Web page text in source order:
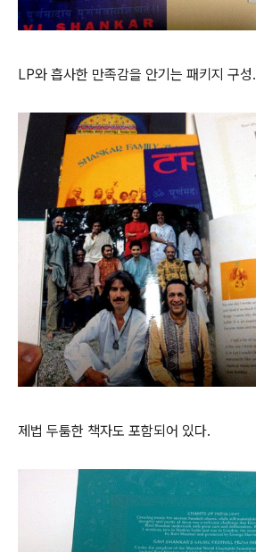
LP와 흡사한 만족감을 안기는 패키지 구성.
제법 두툼한 책자도 포함되어 있다.